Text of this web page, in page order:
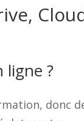
ligne ?